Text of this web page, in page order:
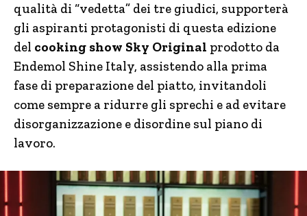
qualità di “vedetta” dei tre giudici, supporterà
gli aspiranti protagonisti di questa edizione
del cooking show Sky Original prodotto da
Endemol Shine Italy, assistendo alla prima
fase di preparazione del piatto, invitandoli
come sempre a ridurre gli sprechi e ad evitare
disorganizzazione e disordine sul piano di
lavoro.